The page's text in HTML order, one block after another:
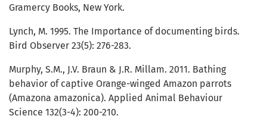
Gramercy Books, New York.
Lynch, M. 1995. The Importance of documenting birds.
Bird Observer 23(5): 276-283.
Murphy, S.M., J.V. Braun & J.R. Millam. 2011. Bathing
behavior of captive Orange-winged Amazon parrots
(Amazona amazonica). Applied Animal Behaviour
Science 132(3-4): 200-210.